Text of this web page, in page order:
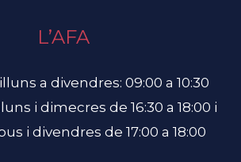
L’AFA
a divendres: 09:00 a 10:30
i dimecres de 16:30 a 18:00 i
i divendres de 17:00 a 18:00